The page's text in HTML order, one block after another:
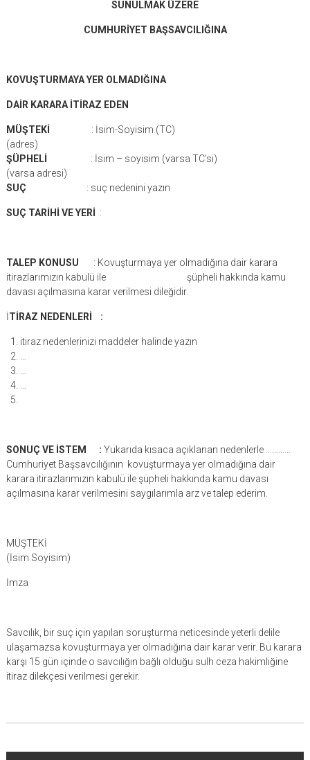
SUNULMAK ÜZERE
CUMHURİYET BAŞSAVCILIĞINA
KOVUŞTURMAYA YER OLMADIĞINA
DAİR KARARA İTİRAZ EDEN
MÜŞTEKİ
: İsim-Soyisim (TC)
(adres)
ŞÜPHELİ : İsim – soyisim (varsa TC’si)
(varsa adresi)
SUÇ
: suç nedenini yazın
SUÇ TARİHİ VE YERİ :
TALEP KONUSU : Kovuşturmaya yer olmadığına dair karara
itirazlarımızın kabulü ile şüpheli hakkında kamu
davası açılmasına karar verilmesi dileğidir.
İTİRAZ NEDENLERİ :
itiraz nedenlerinizi maddeler halinde yazın
SONUÇ VE İSTEM : Yukarıda kısaca açıklanan nedenlerle …………
Cumhuriyet Başsavcılığının kovuşturmaya yer olmadığına dair
karara itirazlarımızın kabulü ile şüpheli hakkında kamu davası
açılmasına karar verilmesini saygılarımla arz ve talep ederim.
MÜŞTEKİ
(İsim Soyisim)
İmza
Savcılık, bir suç için yapılan soruşturma neticesinde yeterli delile
ulaşamazsa kovuşturmaya yer olmadığına dair karar verir. Bu karara
karşı 15 gün içinde o savcılığın bağlı olduğu sulh ceza hakimliğine
itiraz dilekçesi verilmesi gerekir.